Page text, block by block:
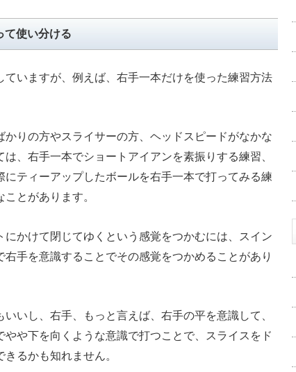
て使い分ける
ていますが、例えば、右手一本だけを使った練習方法
かりの方やスライサーの方、ヘッドスピードがなかな
、右手一本でショートアイアンを素振りする練習、
にティーアップしたボールを右手一本で打ってみる練
とがあります。
にかけて閉じてゆくという感覚をつかむには、スイン
手を意識することでその感覚をつかめることがあり
いし、右手、もっと言えば、右手の平を意識して、
やや下を向くような意識で打つことで、スライスをド
るかも知れません。